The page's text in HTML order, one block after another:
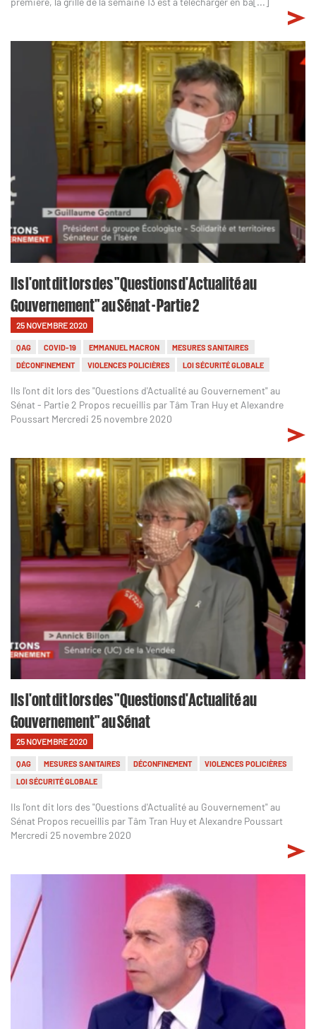
Ils l'ont dit lors des "Questions d'Actualité au
Gouvernement" au Sénat - Partie 2
25 NOVEMBRE 2020
QAG COVID-19 EMMANUEL MACRON
MESURES SANITAIRES
DÉCONFINEMENT
VIOLENCES POLICIÈRES LOI SÉCURITÉ GLOBALE
Ils l'ont dit lors des "Questions d'Actualité au Gouvernement" au
Sénat - Partie 2 Propos recueillis par Tâm Tran Huy et Alexandre
Poussart Mercredi 25 novembre 2020
Ils l'ont dit lors des "Questions d'Actualité au
Gouvernement" au Sénat
25 NOVEMBRE 2020
QAG MESURES SANITAIRES DÉCONFINEMENT
VIOLENCES POLICIÈRES
LOI SÉCURITÉ GLOBALE
Ils l'ont dit lors des "Questions d'Actualité au Gouvernement" au
Sénat Propos recueillis par Tâm Tran Huy et Alexandre Poussart
Mercredi 25 novembre 2020